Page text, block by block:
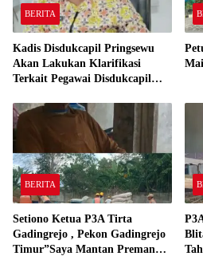
BERITA
Kadis Disdukcapil Pringsewu
Akan Lakukan Klarifikasi
Terkait Pegawai Disdukcapil
Kerja
BERITA
Setiono Ketua P3A Tirta
Gadingrejo , Pekon Gadingrejo
Timur”Saya Mantan Preman